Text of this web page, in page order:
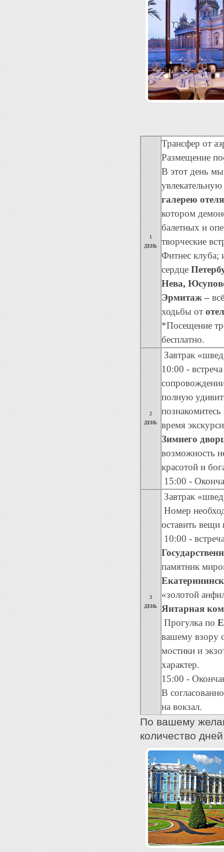
1
ДЕНЬ
Трансфер от
Размещение
В этот день
галерею
котором
балетных и
творческие
Фитнес клуба;
сердце
Нева,
Эрмитаж –
ходьбы от
*Посещение
бесплатно.
2
ДЕНЬ
Завтрак
10:00 -
полную
время
Зимнего
возможность
красотой и
15:00 -
3
ДЕНЬ
Завтрак
Номер
оставить вещи
10:00 -
памятник
«золотой
Янтарная
Прогулка по
вашему взору
мостики и
характер.
15:00 -
В
на вокзал.
По вашему
количество